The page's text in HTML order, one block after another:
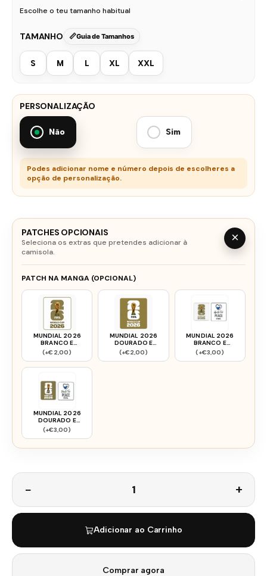
Escolhe o teu tamanho habitual
TAMANHO Guia de Tamanhos
S M L XL XXL
PERSONALIZAÇÃO
Não Sim
Podes adicionar nome e número depois de escolheres a
opção de personalização.
PATCHES OPCIONAIS
Seleciona os extras que pretendes adicionar à
camisola.
×
PATCH NA MANGA (OPCIONAL)
MUNDIAL 2026
BRANCO E
DOURADO
(+€2,00)
MUNDIAL 2026
DOURADO E
BRANCO
(+€2,00)
MUNDIAL 2026
BRANCO E
DOURADO + FIFA
(+€3,00)
MUNDIAL 2026
DOURADO E
BRANCO + FIFA
(+€3,00)
Adicionar ao Carrinho
Comprar agora